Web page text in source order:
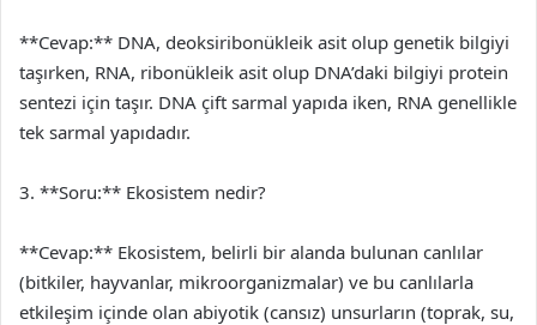
**Cevap:** DNA, deoksiribonükleik asit olup genetik bilgiyi
taşırken, RNA, ribonükleik asit olup DNA’daki bilgiyi protein
sentezi için taşır. DNA çift sarmal yapıda iken, RNA genellikle
tek sarmal yapıdadır.
3. **Soru:** Ekosistem nedir?
**Cevap:** Ekosistem, belirli bir alanda bulunan canlılar
(bitkiler, hayvanlar, mikroorganizmalar) ve bu canlılarla
etkileşim içinde olan abiyotik (cansız) unsurların (toprak, su,